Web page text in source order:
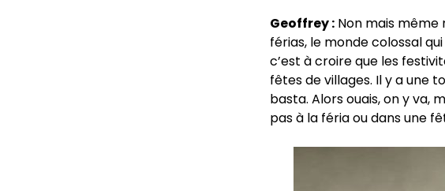
Geoffrey : Non mais même
férias, le monde colossal
c’est à croire que les
fêtes de villages. Il y a une
basta. Alors ouais, on y va,
pas à la féria ou dans une